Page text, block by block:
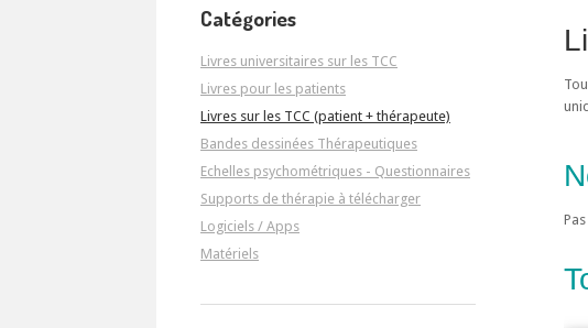
Catégories
Livres universitaires sur les TCC
Livres pour les patients
Livres sur les TCC (patient + thérapeute)
Bandes dessinées Thérapeutiques
Echelles psychométriques - Questionnaires
Supports de thérapie à télécharger
Logiciels / Apps
Matériels